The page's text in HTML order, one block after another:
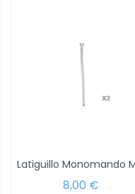
8,00 €